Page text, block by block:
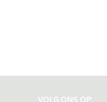
VOLG ONS OP: